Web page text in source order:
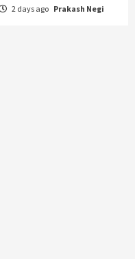
2 days ago Prakash Negi